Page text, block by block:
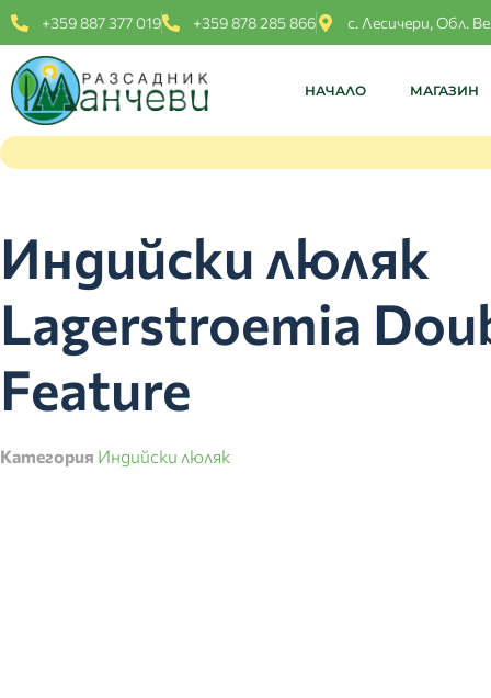
+359 887 377 019 +359 878 285 866 с. Лесичери, Обл.
НАЧАЛО МАГАЗИН
Индийски люляк
Lagerstroemia
Feature
Категория Индийски люляк